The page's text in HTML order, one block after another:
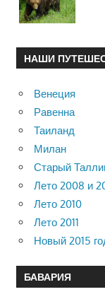
НАШИ
Венеция
Равенна
Таиланд
Милан
Старый
Лето 2008 и
Лето 2010
Лето 2011
Новый 2015
БАВАРИЯ